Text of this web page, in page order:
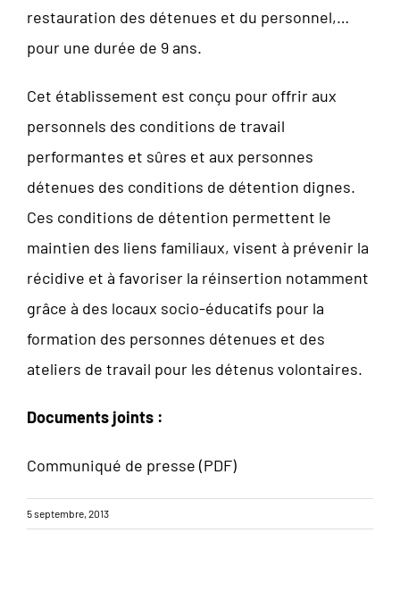
restauration des détenues et du personnel,…
pour une durée de 9 ans.
Cet établissement est conçu pour offrir aux
personnels des conditions de travail
performantes et sûres et aux personnes
détenues des conditions de détention dignes.
Ces conditions de détention permettent le
maintien des liens familiaux, visent à prévenir la
récidive et à favoriser la réinsertion notamment
grâce à des locaux socio-éducatifs pour la
formation des personnes détenues et des
ateliers de travail pour les détenus volontaires.
Documents joints :
Communiqué de presse (PDF)
5 septembre, 2013